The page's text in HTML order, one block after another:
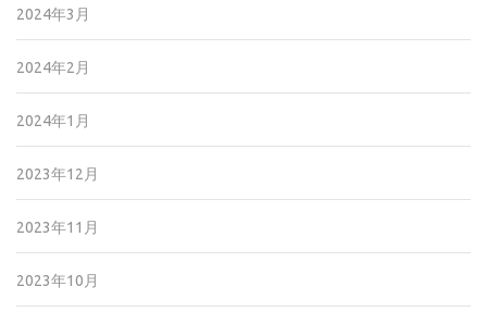
2024年3月
2024年2月
2024年1月
2023年12月
2023年11月
2023年10月